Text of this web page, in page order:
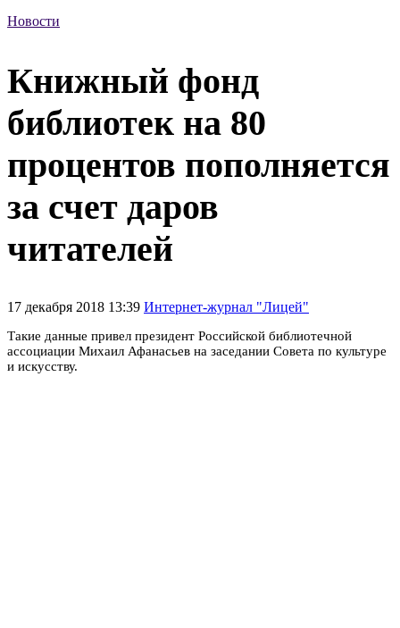
Новости
Книжный фонд
библиотек на 80
процентов пополняется
за счет даров
читателей
17 декабря 2018 13:39 Интернет-журнал "Лицей"
Такие данные привел президент Российской библиотечной
ассоциации Михаил Афанасьев на заседании Совета по культуре
и искусству.